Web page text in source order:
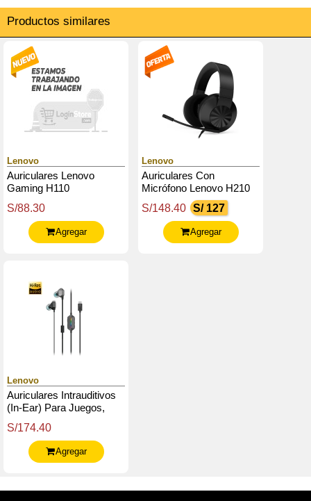
Productos similares
Lenovo
Auriculares Lenovo
Gaming H110
S/88.30
Agregar
Lenovo
Auriculares Con
Micrófono Lenovo H210
S/148.40 S/ 127
Agregar
Lenovo
Auriculares Intrauditivos
(In-Ear) Para Juegos,
Rgb
S/174.40
Agregar